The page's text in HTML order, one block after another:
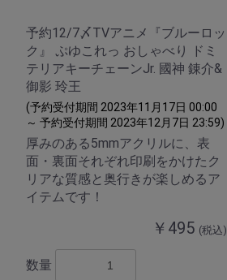
予約12/7〆TVアニメ『ブルーロッ
ク』 ぷゆこれっ おしゃべり ドミ
テリアキーチェーンJr. 國神 錬介&
御影 玲王
(予約受付期間 2023年11月17日 00:00
～ 予約受付期間 2023年12月7日 23:59)
厚みのある5mmアクリルに、表
面・裏面それぞれ印刷をかけたク
リアな質感と奥行きが楽しめるア
イテムです！
￥495 (税込)
数量